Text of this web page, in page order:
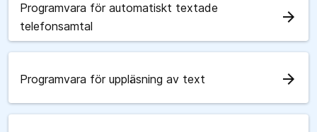
Programvara för automatiskt textade
telefonsamtal
arrow_forward
Programvara för uppläsning av text arrow_forward